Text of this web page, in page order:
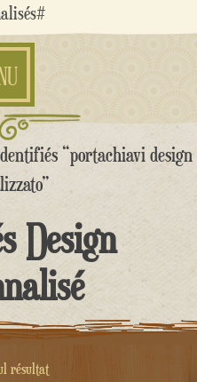
“portachiavi design
Design
résultat